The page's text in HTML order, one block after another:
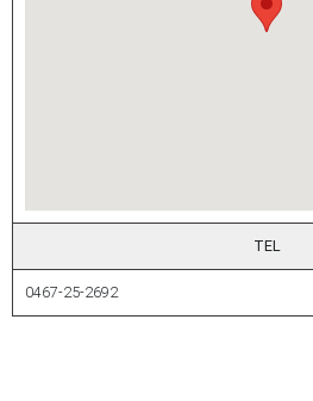
TEL
0467-25-2692